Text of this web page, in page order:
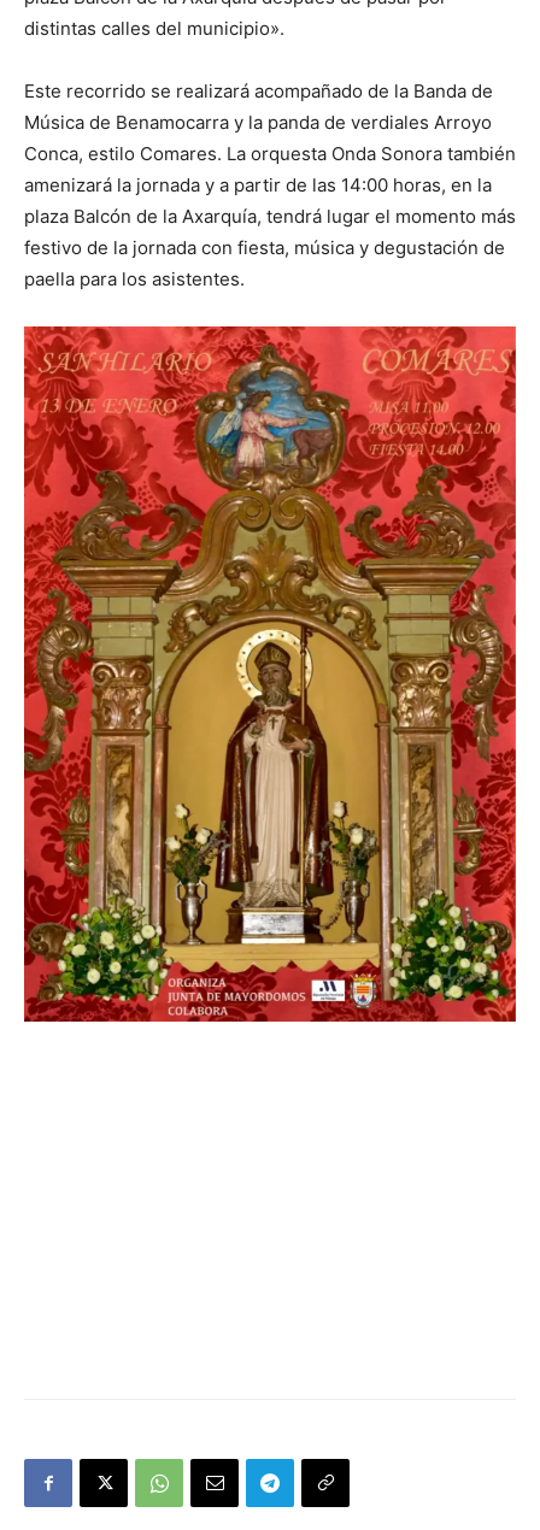
distintas calles del municipio».
Este recorrido se realizará acompañado de la Banda de
Música de Benamocarra y la panda de verdiales Arroyo
Conca, estilo Comares. La orquesta Onda Sonora también
amenizará la jornada y a partir de las 14:00 horas, en la
plaza Balcón de la Axarquía, tendrá lugar el momento más
festivo de la jornada con fiesta, música y degustación de
paella para los asistentes.